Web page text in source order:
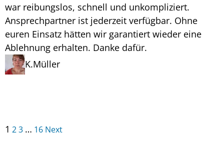
war reibungslos, schnell und unkompliziert.
Ansprechpartner ist jederzeit verfügbar. Ohne
euren Einsatz hätten wir garantiert wieder eine
Ablehnung erhalten. Danke dafür.
K.Müller
Navigation
Seite
1 Seite
2Seite
3 … Seite
16 Next